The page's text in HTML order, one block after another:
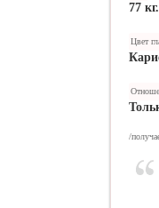
77 кг.
Цвет
/